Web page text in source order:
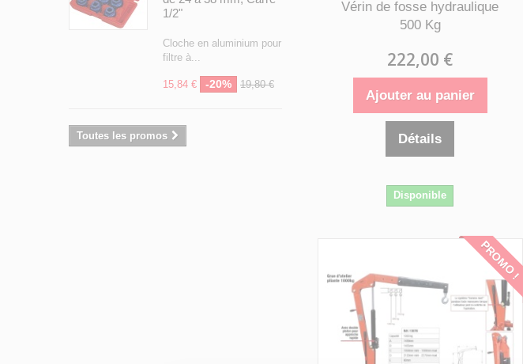
1/2"
Cloche en aluminium pour
filtre à...
15,84 € -20% 19,80 €
Toutes les promos
Vérin de fosse hydraulique
500 Kg
222,00 €
Ajouter au panier
Détails
Disponible
PROMO !